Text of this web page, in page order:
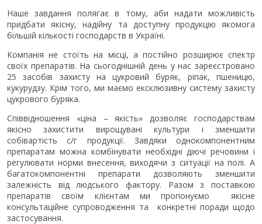
Наше завдання полягає в тому, аби надати можливість
придбати якісну, надійну та доступну продукцію якомога
більшій кількості господарств в Україні.
Компанія не стоїть на місці, а постійно розширює спектр
своїх препаратів. На сьогоднішній день у нас зареєстровано
25 засобів захисту на цукровий буряк, ріпак, пшеницю,
кукурудзу. Крім того, ми маємо ексклюзивну систему захисту
цукрового буряка.
Співвідношення «ціна – якість» дозволяє господарствам
якісно захистити вирощувані культури і зменшити
собівартість с/г продукції. Завдяки однокомпонентним
препаратам можна комбінувати необхідні діючі речовини і
регулювати норми внесення, виходячи з ситуації на полі. А
багатокомпонентні препарати дозволяють зменшити
залежність від людського фактору. Разом з поставкою
препаратів своїм клієнтам ми пропонуємо якісне
консультаційне супроводження та конкретні поради щодо
застосування.